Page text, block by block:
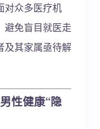
对众多医疗机
避免盲目就医走
及其家属亟待解
性健康“隐